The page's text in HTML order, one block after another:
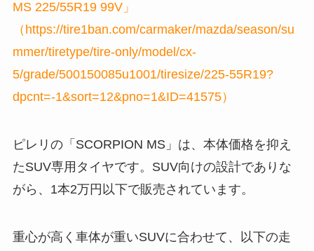
MS 225/55R19 99V」
（https://tire1ban.com/carmaker/mazda/season/su
mmer/tiretype/tire-only/model/cx-
5/grade/500150085u1001/tiresize/225-55R19?
dpcnt=-1&sort=12&pno=1&ID=41575）
ピレリの「SCORPION MS」は、本体価格を抑え
たSUV専用タイヤです。SUV向けの設計でありな
がら、1本2万円以下で販売されています。
重心が高く車体が重いSUVに合わせて、以下の走